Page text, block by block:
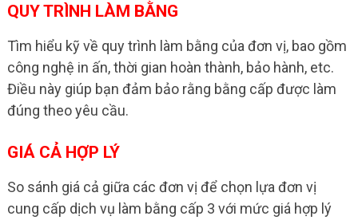
QUY TRÌNH LÀM BẰNG
Tìm hiểu kỹ về quy trình làm bằng của đơn vị, bao gồm
công nghệ in ấn, thời gian hoàn thành, bảo hành, etc.
Điều này giúp bạn đảm bảo rằng bằng cấp được làm
đúng theo yêu cầu.
GIÁ CẢ HỢP LÝ
So sánh giá cả giữa các đơn vị để chọn lựa đơn vị
cung cấp dịch vụ làm bằng cấp 3 với mức giá hợp lý